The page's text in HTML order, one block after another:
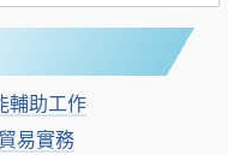
輔助工作
易實務